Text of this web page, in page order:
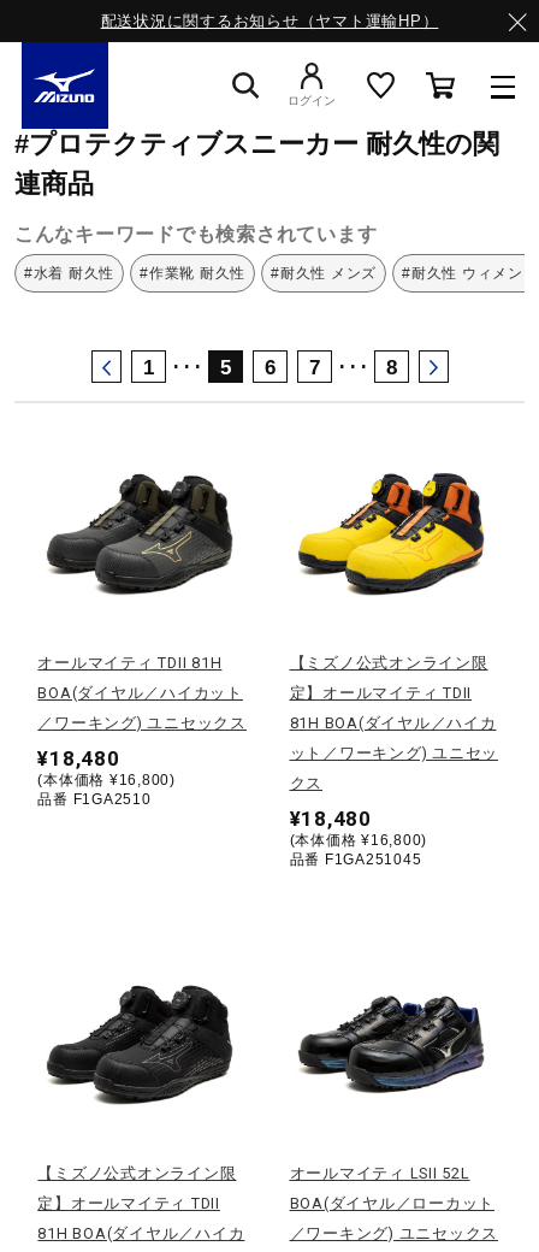
配送状況に関するお知らせ（ヤマト運輸HP）
ライフスタイルウエア
ランニング
トレーニング
ゴルフ
スイム
バドミントン
卓球
ログイン
ミズノ公式オンライン プロテクティブスニーカー
#プロテクティブスニーカー 耐久性の関
連商品
こんなキーワードでも検索されています
#水着 耐久性 #作業靴 耐久性 #耐久性 メンズ #耐久性 ウィメンズ
1 ･･･ 5 6 7 ･･･ 8
オールマイティ TDII 81H
BOA(ダイヤル／ハイカット
／ワーキング) ユニセックス
¥18,480
(本体価格 ¥16,800)
品番 F1GA2510
【ミズノ公式オンライン限
定】オールマイティ TDII
81H BOA(ダイヤル／ハイカ
ット／ワーキング) ユニセッ
クス
¥18,480
(本体価格 ¥16,800)
品番 F1GA251045
【ミズノ公式オンライン限
定】オールマイティ TDII
81H BOA(ダイヤル／ハイカ
オールマイティ LSII 52L
BOA(ダイヤル／ローカット
／ワーキング) ユニセックス